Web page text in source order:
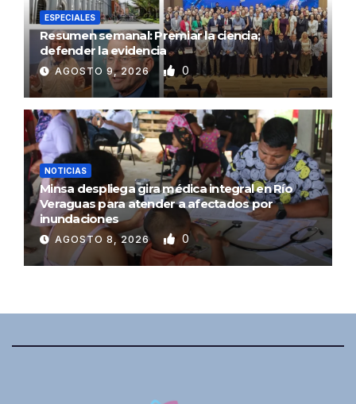
ESPECIALES
Resumen semanal: Premiar la ciencia;
defender la evidencia
AGOSTO 9, 2026 0
NOTICIAS
Minsa despliega gira médica integral en Río
Veraguas para atender a afectados por
inundaciones
AGOSTO 8, 2026 0